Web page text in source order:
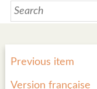
Previous item
Version française